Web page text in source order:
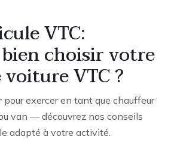
VTC:
choisir votre
VTC ?
pour exercer en tant que chauffeur
van — découvrez nos conseils
adapté à votre activité.